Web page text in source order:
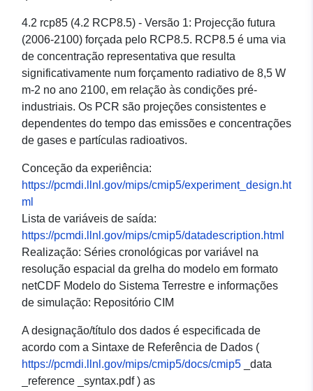
4.2 rcp85 (4.2 RCP8.5) - Versão 1: Projecção futura
(2006-2100) forçada pelo RCP8.5. RCP8.5 é uma via
de concentração representativa que resulta
significativamente num forçamento radiativo de 8,5 W
m-2 no ano 2100, em relação às condições pré-
industriais. Os PCR são projeções consistentes e
dependentes do tempo das emissões e concentrações
de gases e partículas radioativos.
Conceção da experiência:
https://pcmdi.llnl.gov/mips/cmip5/experiment_design.ht
ml
Lista de variáveis de saída:
https://pcmdi.llnl.gov/mips/cmip5/datadescription.html
Realização: Séries cronológicas por variável na
resolução espacial da grelha do modelo em formato
netCDF Modelo do Sistema Terrestre e informações
de simulação: Repositório CIM
A designação/título dos dados é especificada de
acordo com a Sintaxe de Referência de Dados (
https://pcmdi.llnl.gov/mips/cmip5/docs/cmip5 _data
_reference _syntax.pdf ) as